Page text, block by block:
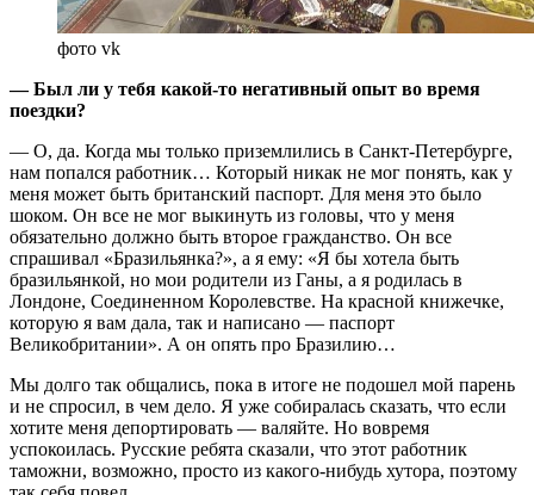
фото vk
— Был ли у тебя какой-то негативный опыт во время
поездки?
— О, да. Когда мы только приземлились в Санкт-Петербурге,
нам попался работник… Который никак не мог понять, как у
меня может быть британский паспорт. Для меня это было
шоком. Он все не мог выкинуть из головы, что у меня
обязательно должно быть второе гражданство. Он все
спрашивал «Бразильянка?», а я ему: «Я бы хотела быть
бразильянкой, но мои родители из Ганы, а я родилась в
Лондоне, Соединенном Королевстве. На красной книжечке,
которую я вам дала, так и написано — паспорт
Великобритании». А он опять про Бразилию…
Мы долго так общались, пока в итоге не подошел мой парень
и не спросил, в чем дело. Я уже собиралась сказать, что если
хотите меня депортировать — валяйте. Но вовремя
успокоилась. Русские ребята сказали, что этот работник
таможни, возможно, просто из какого-нибудь хутора, поэтому